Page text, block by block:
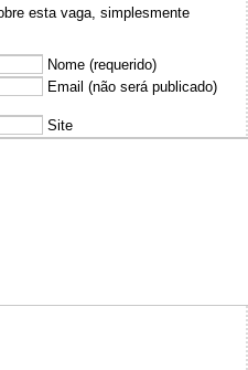
esta vaga, simplesmente
Nome (requerido)
Email (não será publicado)
Site